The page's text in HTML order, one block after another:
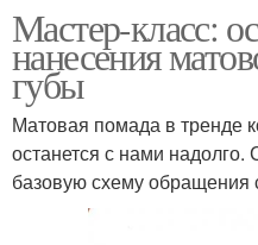
Мастер-класс:
нанесения
губы
Матовая помада в тренде
останется с нами
базовую схему обращения